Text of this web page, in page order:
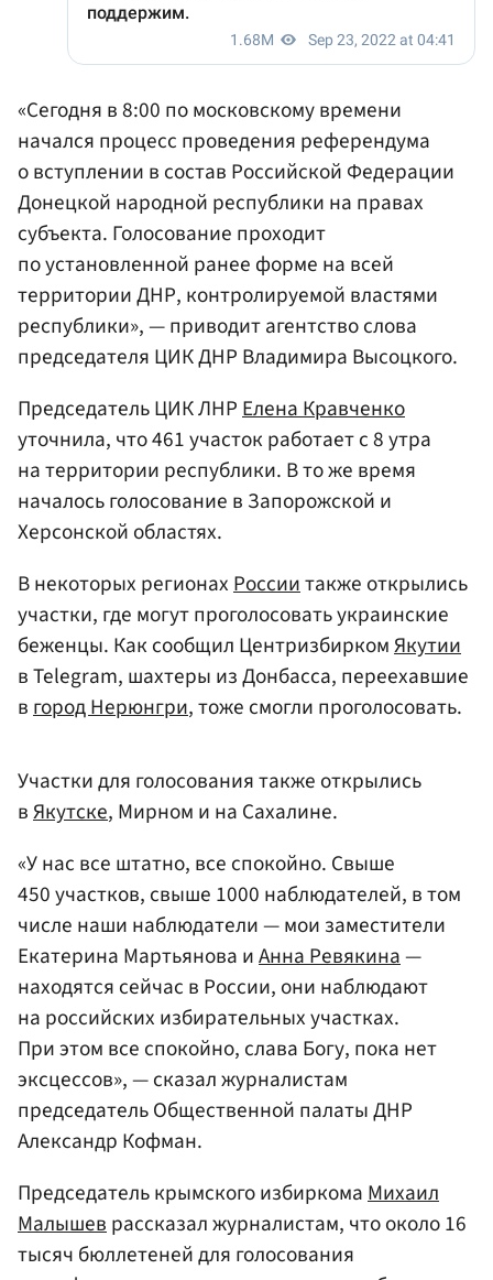
«Сегодня в 8:00 по московскому времени
начался процесс проведения референдума
о вступлении в состав Российской Федерации
Донецкой народной республики на правах
субъекта. Голосование проходит
по установленной ранее форме на всей
территории ДНР, контролируемой властями
республики», — приводит агентство слова
председателя ЦИК ДНР Владимира Высоцкого.
Председатель ЦИК ЛНРЕлена Кравченко
уточнила, что 461 участок работает с 8 утра
на территории республики. В то же время
началось голосование в Запорожской и
Херсонской областях.
В некоторых регионахРоссиитакже открылись
участки, где могут проголосовать украинские
беженцы. Как сообщил ЦентризбиркомЯкутии
в Telegram, шахтеры из Донбасса, переехавшие
вгород Нерюнгри, тоже смогли проголосовать.
Участки для голосования также открылись
вЯкутске, Мирном и на Сахалине.
«У нас все штатно, все спокойно. Свыше
450 участков, свыше 1000 наблюдателей, в том
числе наши наблюдатели — мои заместители
Екатерина Мартьянова иАнна Ревякина—
находятся сейчас в России, они наблюдают
на российских избирательных участках.
При этом все спокойно, слава Богу, пока нет
эксцессов», — сказал журналистам
председатель Общественной палаты ДНР
Александр Кофман.
Председатель крымского избиркомаМихаил
Малышеврассказал журналистам, что около 16
тысяч бюллетеней для голосования